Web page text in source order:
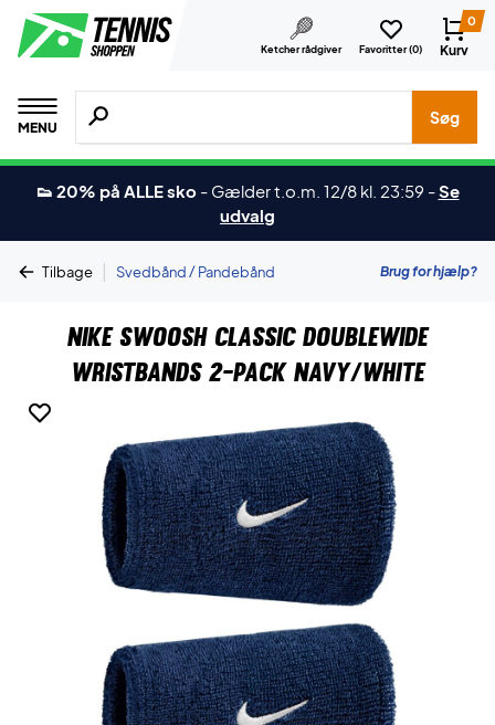
Ketcher rådgiver Favoritter (0)
0
Kurv
MENU
Søg efter produkter, mærker etc.
Søg
👟 20% på ALLE sko - Gælder t.o.m. 12/8 kl. 23:59 -Se
udvalg
Tilbage | Svedbånd / Pandebånd Brug for hjælp?
Nike Swoosh Classic Doublewide
Wristbands 2-Pack Navy/White